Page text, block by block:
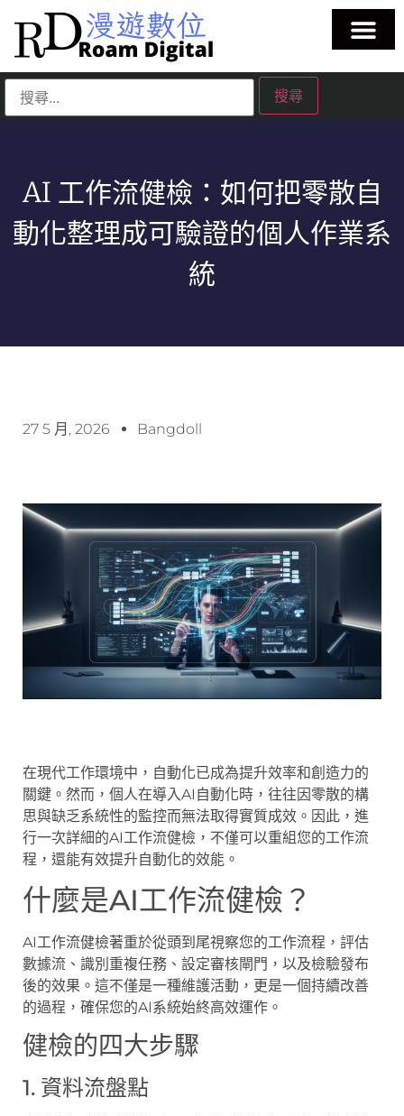
AI 工作流健檢：如何把零散自
動化整理成可驗證的個人作業系
統
27 5 月, 2026 Bangdoll
在現代工作環境中，自動化已成為提升效率和創造力的
關鍵。然而，個人在導入AI自動化時，往往因零散的構
思與缺乏系統性的監控而無法取得實質成效。因此，進
行一次詳細的AI工作流健檢，不僅可以重組您的工作流
程，還能有效提升自動化的效能。
什麼是AI工作流健檢？
AI工作流健檢著重於從頭到尾視察您的工作流程，評估
數據流、識別重複任務、設定審核閘門，以及檢驗發布
後的效果。這不僅是一種維護活動，更是一個持續改善
的過程，確保您的AI系統始終高效運作。
健檢的四大步驟
1. 資料流盤點